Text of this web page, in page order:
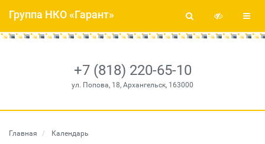
+7 (818) 220-65-10
ул. Попова, 18, Архангельск, 163000
Группа НКО «Гарант»
Главная Календарь